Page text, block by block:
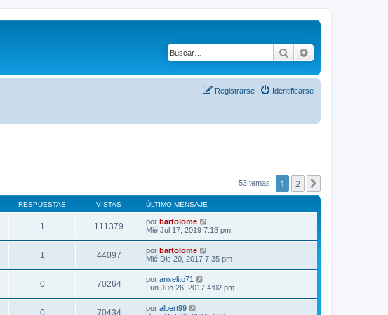
Buscar
Identificarse
Registrarse
53 temas 1 2
RESPUESTAS VISTAS ÚLTIMO MENSAJE
1 111379 por bartolome
Mié Jul 17, 2019 7:13 pm
1 44097 por bartolome
Mié Dic 20, 2017 7:35 pm
0 70264 por anxelito71
Lun Jun 26, 2017 4:02 pm
0 70434 por albert99